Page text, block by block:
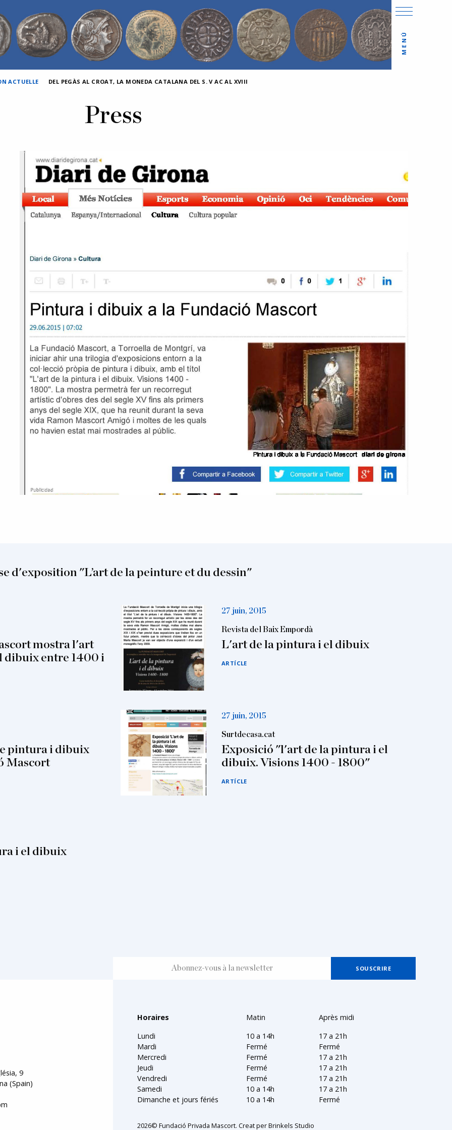
MENÚ
ACTUELLE DEL PEGÀS AL CROAT, LA MONEDA CATALANA DEL S. V AC AL XVIII
Press
d'exposition "L’art de la peinture et du dessin"
mostra l'art
dibuix entre 1400 i
27 juin, 2015
Revista del Baix Empordà
L'art de la pintura i el dibuix
ARTÍCLE
pintura i dibuix
Mascort
27 juin, 2015
Surtdecasa.cat
Exposició "l'art de la pintura i el
dibuix. Visions 1400 - 1800"
ARTÍCLE
i el dibuix
9
(Spain)
Horaires Matin
Après midi
Lundi
10 a 14h
17 a 21h
Mardi
Fermé
Fermé
Mercredi
Fermé
17 a 21h
Jeudi
Fermé
17 a 21h
Vendredi
Fermé
17 a 21h
Samedi
10 a 14h
17 a 21h
Dimanche et jours fériés
10 a 14h Fermé
2026© Fundació Privada Mascort. Creat perBrinkels Studio